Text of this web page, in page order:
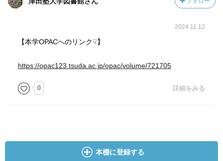
2024.11.12
【本学OPACへのリンク☟】
https://opac123.tsuda.ac.jp/opac/volume/721705
0 詳細をみる
本棚に登録する